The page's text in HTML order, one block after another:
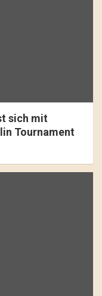
sich mit
Tournament